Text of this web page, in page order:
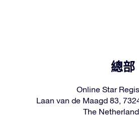
總部
Online Star
Laan van de Maagd 83,
The